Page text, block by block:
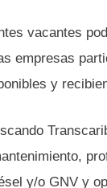
vacantes
empresas
y
y/o GNV y